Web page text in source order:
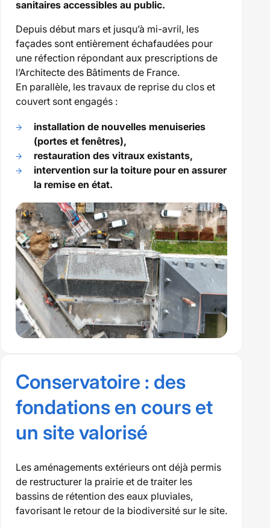
sanitaires accessibles au public.
Depuis début mars et jusqu’à mi-avril, les
façades sont entièrement échafaudées pour
une réfection répondant aux prescriptions de
l’Architecte des Bâtiments de France.
En parallèle, les travaux de reprise du clos et
couvert sont engagés :
installation de nouvelles menuiseries
(portes et fenêtres),
restauration des vitraux existants,
intervention sur la toiture pour en assurer
la remise en état.
Conservatoire : des
fondations en cours et
un site valorisé
Les aménagements extérieurs ont déjà permis
de restructurer la prairie et de traiter les
bassins de rétention des eaux pluviales,
favorisant le retour de la biodiversité sur le site.